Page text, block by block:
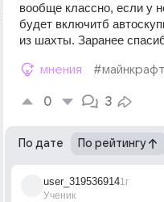
вообще классно, если у
будет включитб
из шахты. Заранее
мнения
0 3
По дате По рейтингу
user_319536914
Ученик
1г